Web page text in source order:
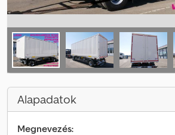
Alapadatok
Megnevezés: